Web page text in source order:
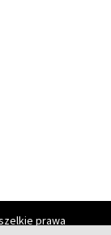
prawa